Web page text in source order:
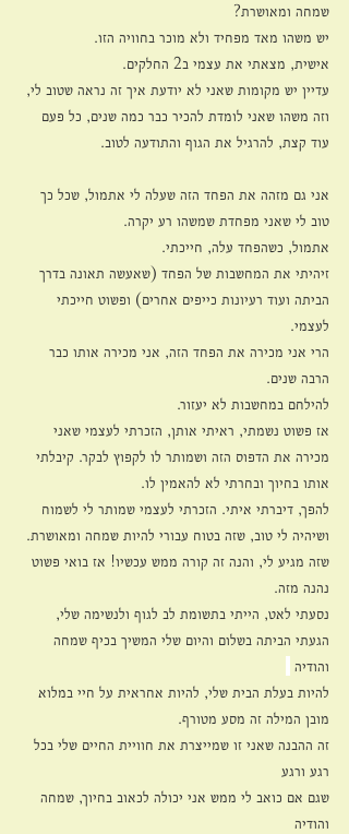
שמחה ומאושרת?
יש משהו מאד מפחיד ולא מוכר בחוויה הזו.
אישית, מצאתי את עצמי ב2 החלקים.
עדיין יש מקומות שאני לא יודעת איך זה נראה שטוב לי,
וזה משהו שאני לומדת להכיר כבר כמה שנים, כל פעם
עוד קצת, להרגיל את הגוף והתודעה לטוב.
אני גם מזהה את הפחד הזה שעלה לי אתמול, שכל כך
טוב לי שאני מפחדת שמשהו רע יקרה.
אתמול, כשהפחד עלה, חייכתי.
זיהיתי את המחשבות של הפחד (שאעשה תאונה בדרך
הביתה ועוד רעיונות כייפים אחרים) ופשוט חייכתי
לעצמי.
הרי אני מכירה את הפחד הזה, אני מכירה אותו כבר
הרבה שנים.
להילחם במחשבות לא יעזור.
אז פשוט נשמתי, ראיתי אותן, הזכרתי לעצמי שאני
מכירה את הדפוס הזה ושמותר לו לקפוץ לבקר. קיבלתי
אותו בחיוך ובחרתי לא להאמין לו.
להפך, דיברתי איתי. הזכרתי לעצמי שמותר לי לשמוח
ושיהיה לי טוב, שזה בטוח עבורי להיות שמחה ומאושרת.
שזה מגיע לי, והנה זה קורה ממש עכשיו! אז בואי פשוט
נהנה מזה.
נסעתי לאט, הייתי בתשומת לב לגוף ולנשימה שלי,
הגעתי הביתה בשלום והיום שלי המשיך בכיף שמחה
והודיה
להיות בעלת הבית שלי, להיות אחראית על חיי במלוא
מובן המילה זה מסע מטורף.
זה ההבנה שאני זו שמייצרת את חוויית החיים שלי בכל
רגע ורגע
שגם אם כואב לי ממש אני יכולה לכאוב בחיוך, שמחה
והודיה